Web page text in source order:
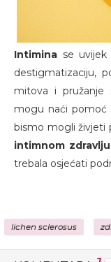
Intimina se
destigmatizaciju,
mitova i pružanje
mogu naći pomoć
bismo mogli živjeti
intimnom zdravlju
trebala osjećati
lichen sclerosus